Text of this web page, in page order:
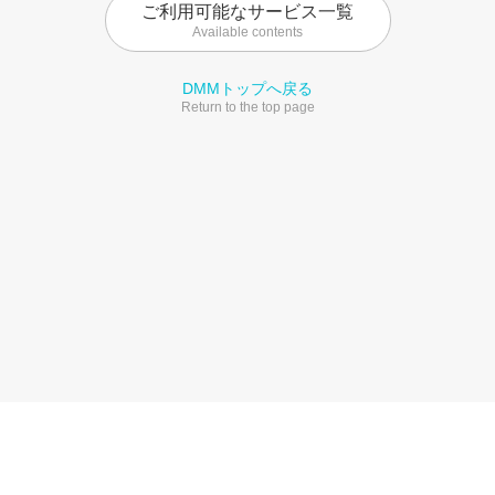
ご利用可能なサービス一覧
Available contents
DMMトップへ戻る
Return to the top page